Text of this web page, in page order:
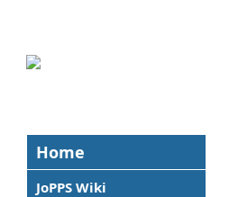
Home
JoPPS Wiki